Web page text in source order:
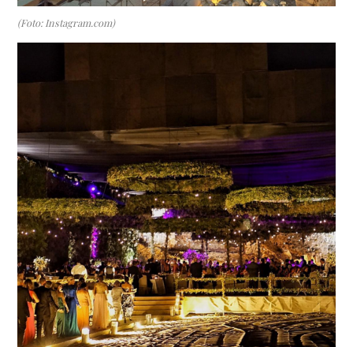
(Foto: Instagram.com)